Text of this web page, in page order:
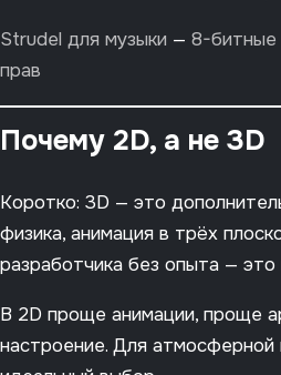
Strudel для музыки — 8-битные
прав
Почему 2D, а не 3D
Коротко: 3D — это
физика, анимация в трёх
разработчика без опыта —
В 2D проще анимации, проще
настроение. Для атмосферной